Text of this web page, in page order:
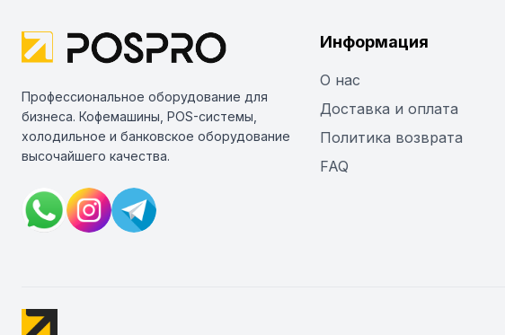
Профессиональное оборудование для
бизнеса. Кофемашины, POS-системы,
холодильное и банковское оборудование
высочайшего качества.
Информация
О нас
Доставка и оплата
Политика возврата
FAQ